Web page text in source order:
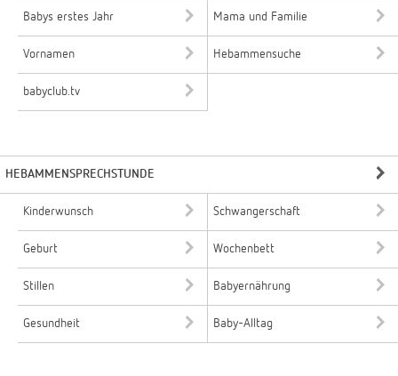
Babys erstes Jahr Mama und Familie
Vornamen Hebammensuche
babyclub.tv
HEBAMMENSPRECHSTUNDE
Kinderwunsch Schwangerschaft
Geburt Wochenbett
Stillen Babyernährung
Gesundheit Baby-Alltag